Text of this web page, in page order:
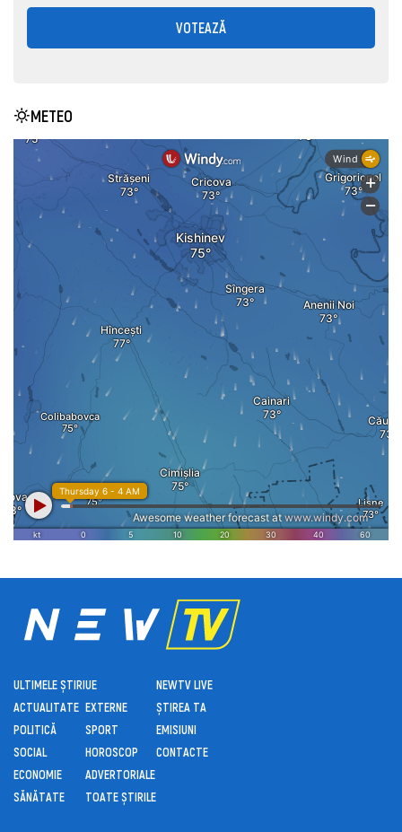
VOTEAZĂ
METEO
ULTIMELE ȘTIRI
ACTUALITATE
POLITICĂ
SOCIAL
ECONOMIE
SĂNĂTATE
UE
EXTERNE
SPORT
HOROSCOP
ADVERTORIALE
TOATE ȘTIRILE
NEWTV LIVE
ȘTIREA TA
EMISIUNI
CONTACTE